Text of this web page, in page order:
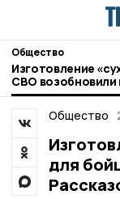
Общество
Изготовление
СВО возобновили
округе
Общество
для